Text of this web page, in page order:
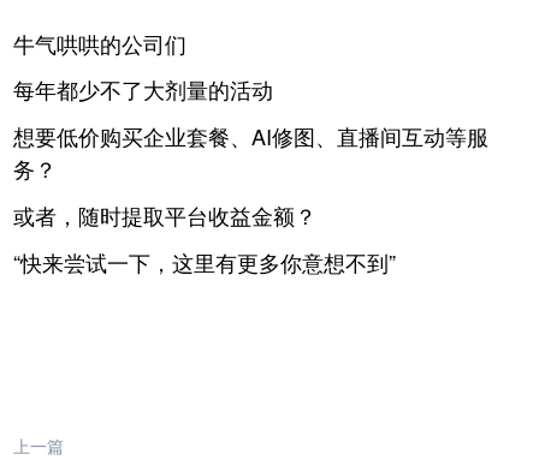
牛气哄哄的公司们
每年都少不了大剂量的活动
想要低价购买企业套餐、AI修图、直播间互动等服
务？
或者，随时提取平台收益金额？
“快来尝试一下，这里有更多你意想不到”
上一篇